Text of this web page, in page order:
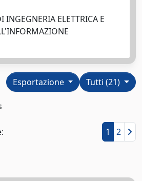
INGEGNERIA ELETTRICA E
Tutti (21)
Esportazione
1 2